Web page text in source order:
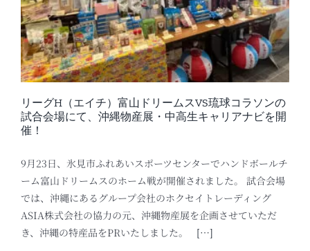
リーグH（エイチ）富山ドリームスVS琉球コラソンの
試合会場にて、沖縄物産展・中高生キャリアナビを開
催！
9月23日、氷見市ふれあいスポーツセンターでハンドボールチ
ーム富山ドリームスのホーム戦が開催されました。 試合会場
では、沖縄にあるグループ会社のホクセイトレーディング
ASIA株式会社の協力の元、沖縄物産展を企画させていただ
き、沖縄の特産品をPRいたしました。 […]